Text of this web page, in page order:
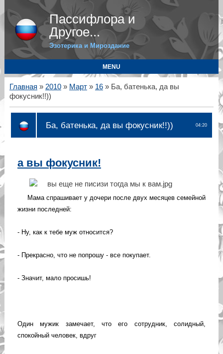
Пассифлора и
Другое...
Эзотерика и Мироздание
MENU
Главная » 2010 » Март » 16» Ба, батенька, да вы
фокусник!!))
04:20
Ба, батенька, да вы фокусник!!))
а вы фокусник!
Мама спрашивает у дочери после двух месяцев семейной
жизни последней:
- Ну, как к тебе муж относится?
- Прекрасно, что не попрошу - все покупает.
- Значит, мало просишь!
Один мужик замечает, что его сотрудник, солидный,
спокойный человек, вдруг